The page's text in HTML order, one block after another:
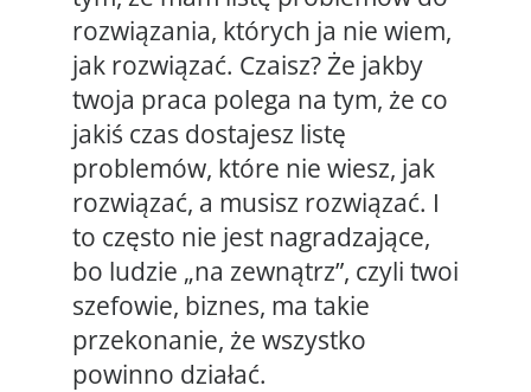
rozwiązania, których ja nie wiem,
jak rozwiązać. Czaisz? Że jakby
twoja praca polega na tym, że co
jakiś czas dostajesz listę
problemów, które nie wiesz, jak
rozwiązać, a musisz rozwiązać. I
to często nie jest nagradzające,
bo ludzie „na zewnątrz”, czyli twoi
szefowie, biznes, ma takie
przekonanie, że wszystko
powinno działać.